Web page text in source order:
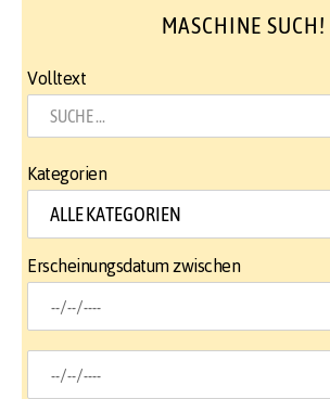
MASCHINE SUCH!
Volltext
Kategorien
Erscheinungsdatum zwischen